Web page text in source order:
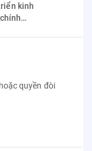
kinh
quyền đòi